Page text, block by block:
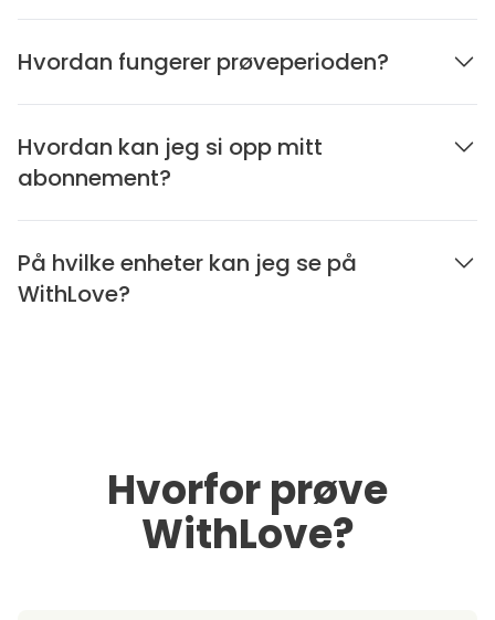
Hvordan fungerer prøveperioden?
Hvordan kan jeg si opp mitt
abonnement?
På hvilke enheter kan jeg se på
WithLove?
Hvorfor prøve
WithLove?